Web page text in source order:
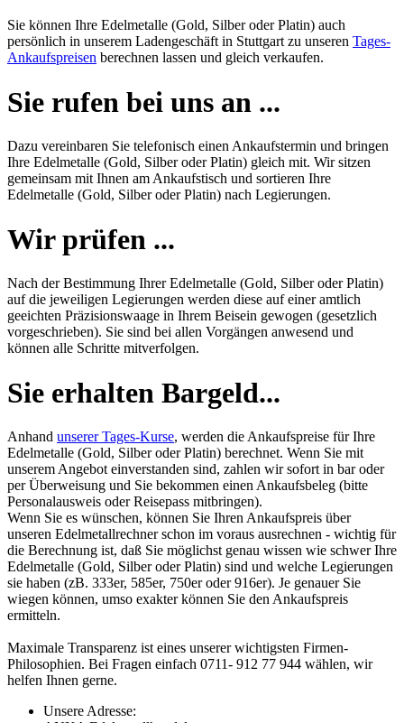
Sie können Ihre Edelmetalle (Gold, Silber oder Platin) auch
persönlich in unserem Ladengeschäft in Stuttgart zu unseren Tages-
Ankaufspreisen berechnen lassen und gleich verkaufen.
Sie rufen bei uns an ...
Dazu vereinbaren Sie telefonisch einen Ankaufstermin und bringen
Ihre Edelmetalle (Gold, Silber oder Platin) gleich mit. Wir sitzen
gemeinsam mit Ihnen am Ankaufstisch und sortieren Ihre
Edelmetalle (Gold, Silber oder Platin) nach Legierungen.
Wir prüfen ...
Nach der Bestimmung Ihrer Edelmetalle (Gold, Silber oder Platin)
auf die jeweiligen Legierungen werden diese auf einer amtlich
geeichten Präzisionswaage in Ihrem Beisein gewogen (gesetzlich
vorgeschrieben). Sie sind bei allen Vorgängen anwesend und
können alle Schritte mitverfolgen.
Sie erhalten Bargeld...
Anhand unserer Tages-Kurse, werden die Ankaufspreise für Ihre
Edelmetalle (Gold, Silber oder Platin) berechnet. Wenn Sie mit
unserem Angebot einverstanden sind, zahlen wir sofort in bar oder
per Überweisung und Sie bekommen einen Ankaufsbeleg (bitte
Personalausweis oder Reisepass mitbringen).
Wenn Sie es wünschen, können Sie Ihren Ankaufspreis über
unseren Edelmetallrechnerschon im voraus ausrechnen - wichtig für
die Berechnung ist, daß Sie möglichst genau wissen wie schwer Ihre
Edelmetalle (Gold, Silber oder Platin) sind und welche Legierungen
sie haben (zB. 333er, 585er, 750er oder 916er). Je genauer Sie
wiegen können, umso exakter können Sie den Ankaufspreis
ermitteln.
Maximale Transparenz ist eines unserer wichtigsten Firmen-
Philosophien. Bei Fragen einfach 0711- 912 77 944 wählen, wir
helfen Ihnen gerne.
Unsere Adresse: